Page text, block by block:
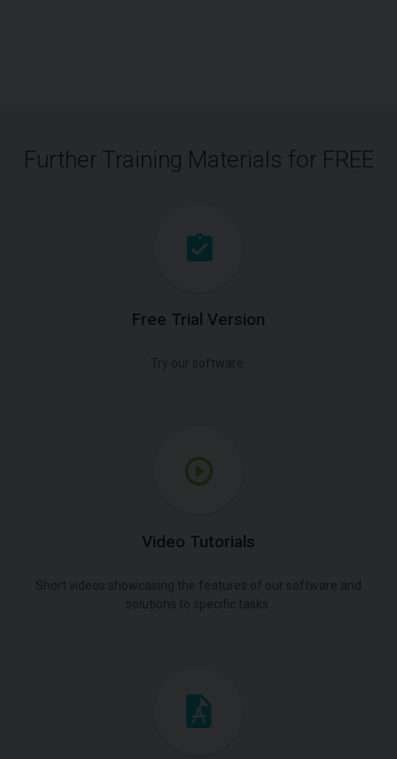
Further Training Materials for FREE
Free Trial Version
Video Tutorials